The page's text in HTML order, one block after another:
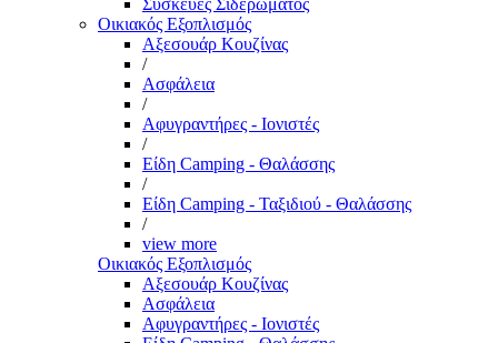
Συσκευές Σιδερώματος
Οικιακός Εξοπλισμός
Αξεσουάρ Κουζίνας
/
Ασφάλεια
/
Αφυγραντήρες - Ιονιστές
/
Είδη Camping - Θαλάσσης
/
Είδη Camping - Ταξιδιού - Θαλάσσης
/
view more
Οικιακός Εξοπλισμός
Αξεσουάρ Κουζίνας
Ασφάλεια
Αφυγραντήρες - Ιονιστές